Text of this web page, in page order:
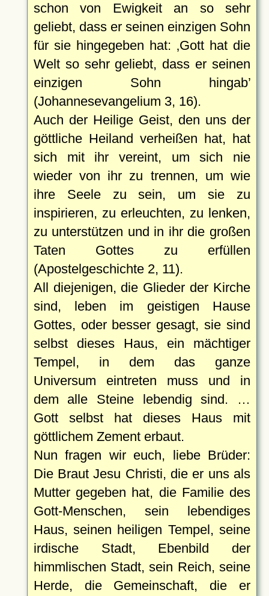
schon von Ewigkeit an so sehr
geliebt, dass er seinen einzigen Sohn
für sie hingegeben hat:
Gott hat die
Welt so sehr geliebt, dass er seinen
einzigen Sohn hingab
(Johannesevangelium 3, 16).
Auch der Heilige Geist, den uns der
göttliche Heiland verheißen hat, hat
sich mit ihr vereint, um sich nie
wieder von ihr zu trennen, um wie
ihre Seele zu sein, um sie zu
inspirieren, zu erleuchten, zu lenken,
zu unterstützen und in ihr die großen
Taten Gottes zu erfüllen
(Apostelgeschichte 2, 11).
All diejenigen, die Glieder der Kirche
sind, leben im geistigen Hause
Gottes, oder besser gesagt, sie sind
selbst dieses Haus, ein mächtiger
Tempel, in dem das ganze
Universum eintreten muss und in
dem alle Steine lebendig sind. …
Gott selbst hat dieses Haus mit
göttlichem Zement erbaut.
Nun fragen wir euch, liebe Brüder:
Die Braut Jesu Christi, die er uns als
Mutter gegeben hat, die Familie des
Gott-Menschen, sein lebendiges
Haus, seinen heiligen Tempel, seine
irdische Stadt, Ebenbild der
himmlischen Stadt, sein Reich, seine
Herde, die Gemeinschaft, die er